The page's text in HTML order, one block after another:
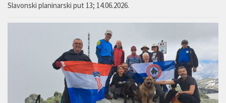
Slavonski planinarski put 13; 14.06.2026.